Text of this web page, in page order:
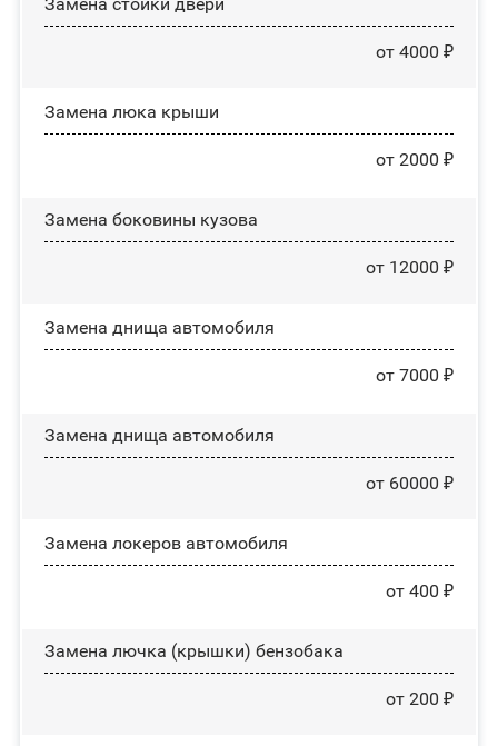
от 4000 ₽
Зaмeнa люĸa ĸpыши
от 2000 ₽
Замена боковины кузова
от 12000 ₽
Замена днища автомобиля
от 7000 ₽
Замена днища автомобиля
от 60000 ₽
Замена лoĸepoв автомобиля
от 400 ₽
Замена лючка (крышки) бензобака
от 200 ₽